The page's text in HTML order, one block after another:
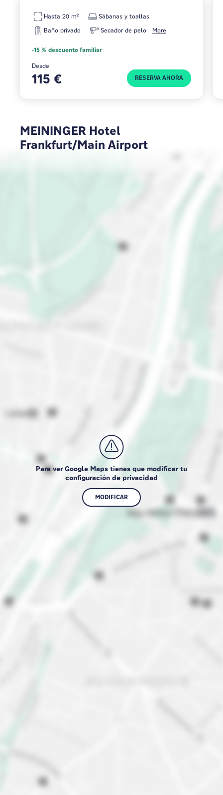
More
Hasta 20 m²
Sábanas y toallas
Baño privado
Secador de pelo
-15 % descuento familiar
Desde
115 € RESERVA AHORA
MEININGER Hotel
Frankfurt/Main Airport
Para ver Google Maps tienes que modificar tu
configuración de privacidad
MODIFICAR
Aeropuerto de Fráncfort |